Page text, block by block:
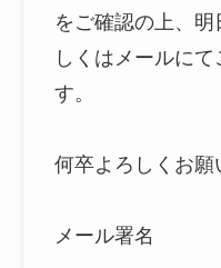
をご確認の上、
しくはメールに
す。
何卒よろしくお願
メール署名